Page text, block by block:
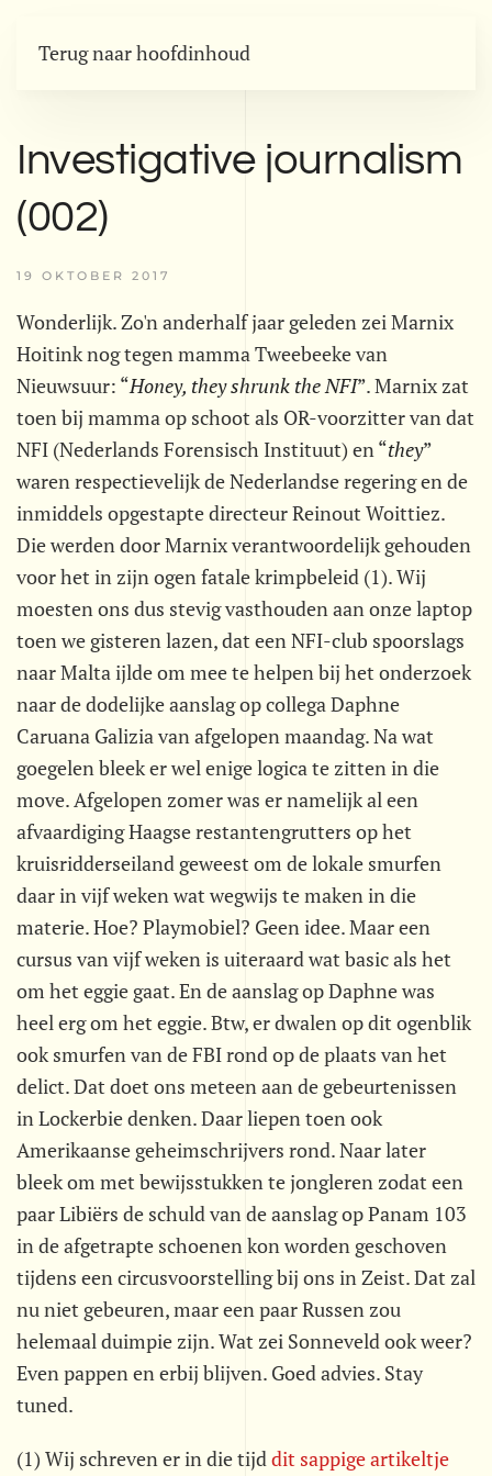
Terug naar hoofdinhoud
Investigative journalism
(002)
19 OKTOBER 2017
Wonderlijk. Zo'n anderhalf jaar geleden zei Marnix
Hoitink nog tegen mamma Tweebeeke van
Nieuwsuur: “Honey, they shrunk the NFI”. Marnix zat
toen bij mamma op schoot als OR-voorzitter van dat
NFI (Nederlands Forensisch Instituut) en “they”
waren respectievelijk de Nederlandse regering en de
inmiddels opgestapte directeur Reinout Woittiez.
Die werden door Marnix verantwoordelijk gehouden
voor het in zijn ogen fatale krimpbeleid (1). Wij
moesten ons dus stevig vasthouden aan onze laptop
toen we gisteren lazen, dat een NFI-club spoorslags
naar Malta ijlde om mee te helpen bij het onderzoek
naar de dodelijke aanslag op collega Daphne
Caruana Galizia van afgelopen maandag. Na wat
goegelen bleek er wel enige logica te zitten in die
move. Afgelopen zomer was er namelijk al een
afvaardiging Haagse restantengrutters op het
kruisridderseiland geweest om de lokale smurfen
daar in vijf weken wat wegwijs te maken in die
materie. Hoe? Playmobiel? Geen idee. Maar een
cursus van vijf weken is uiteraard wat basic als het
om het eggie gaat. En de aanslag op Daphne was
heel erg om het eggie. Btw, er dwalen op dit ogenblik
ook smurfen van de FBI rond op de plaats van het
delict. Dat doet ons meteen aan de gebeurtenissen
in Lockerbie denken. Daar liepen toen ook
Amerikaanse geheimschrijvers rond. Naar later
bleek om met bewijsstukken te jongleren zodat een
paar Libiërs de schuld van de aanslag op Panam 103
in de afgetrapte schoenen kon worden geschoven
tijdens een circusvoorstelling bij ons in Zeist. Dat zal
nu niet gebeuren, maar een paar Russen zou
helemaal duimpie zijn. Wat zei Sonneveld ook weer?
Even pappen en erbij blijven. Goed advies. Stay
tuned.
(1) Wij schreven er in die tijddit sappige artikeltje